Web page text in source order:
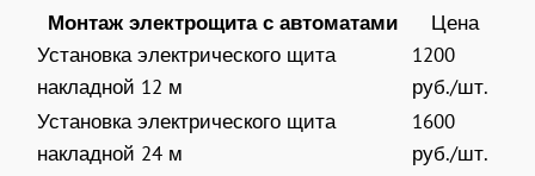
Монтаж электрощита с автоматами Цена
Установка электрического щита
накладной 12 м
1200
руб./шт.
Установка электрического щита
накладной 24 м
1600
руб./шт.